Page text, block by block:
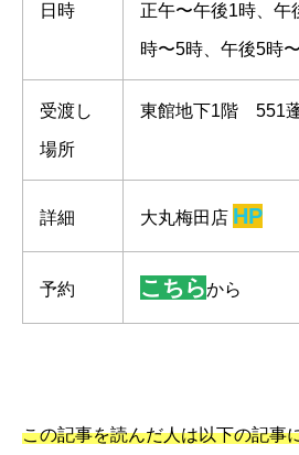
日時 正午〜午後1時、午
時〜5時、午後5時
受渡し
場所
東館地下1階 551
詳細 大丸梅田店 HP
予約 こちらから
この記事を読んだ人は以下の記事